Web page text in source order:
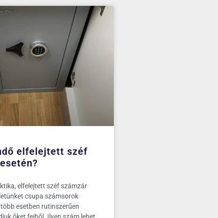
elfelejtett széf
elfelejtett széf számzár
csupa számsorok
esetben rutinszerűen